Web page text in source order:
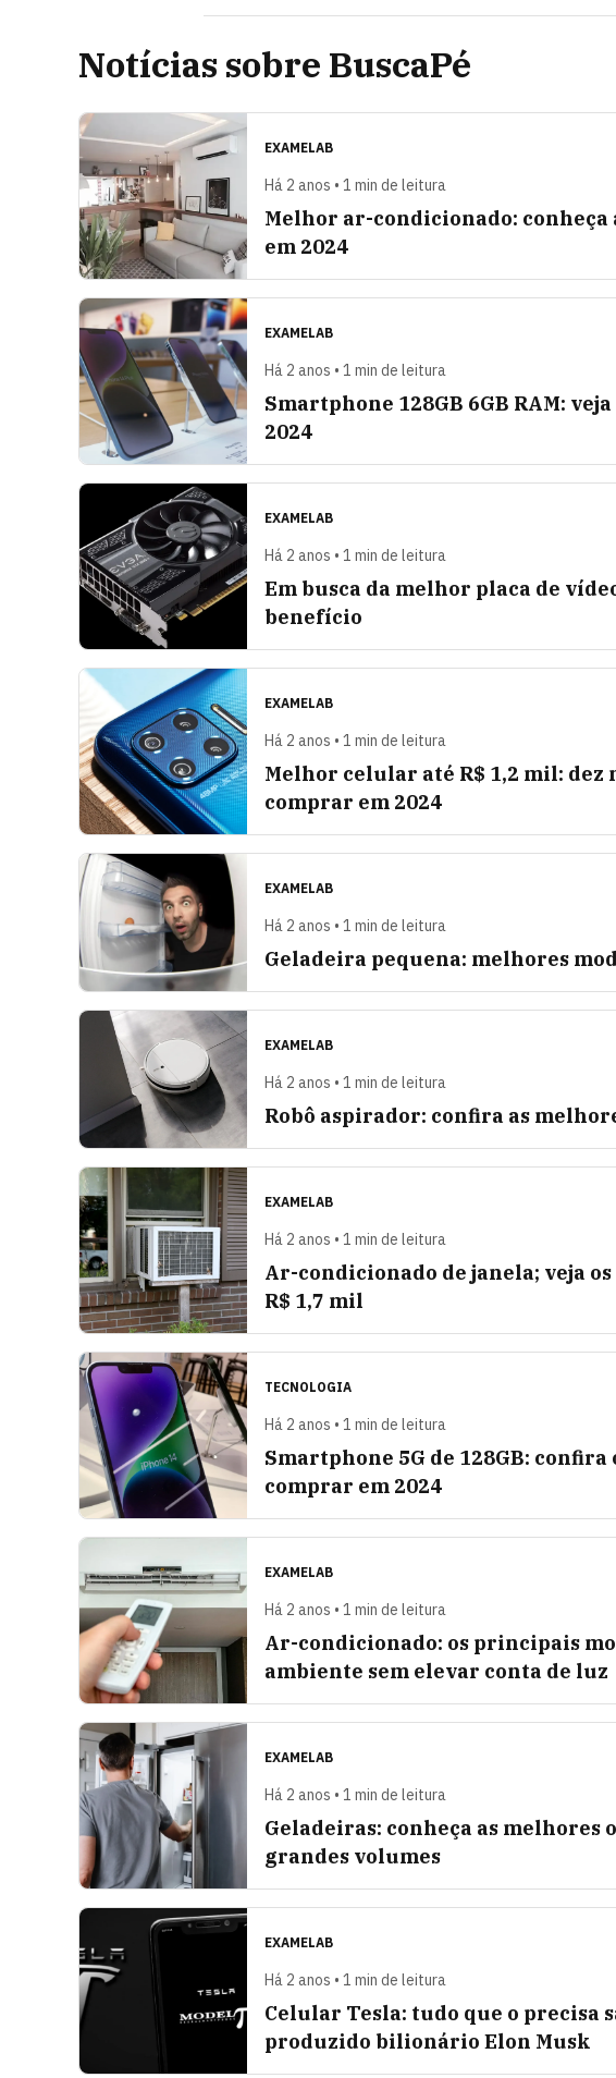
Notícias sobre BuscaPé
EXAMELAB
Há 2 anos • 1 min de leitura
Melhor ar-condicionado:
em 2024
EXAMELAB
Há 2 anos • 1 min de leitura
Smartphone 128GB 6GB RAM:
2024
EXAMELAB
Há 2 anos • 1 min de leitura
Em busca da melhor placa de
benefício
EXAMELAB
Há 2 anos • 1 min de leitura
Melhor celular até R$ 1,2 mil: dez
comprar em 2024
EXAMELAB
Há 2 anos • 1 min de leitura
Geladeira pequena: melhores
EXAMELAB
Há 2 anos • 1 min de leitura
Robô aspirador: confira as
EXAMELAB
Há 2 anos • 1 min de leitura
Ar-condicionado de janela; veja
R$ 1,7 mil
TECNOLOGIA
Há 2 anos • 1 min de leitura
Smartphone 5G de 128GB:
comprar em 2024
EXAMELAB
Há 2 anos • 1 min de leitura
Ar-condicionado: os principais
ambiente sem elevar conta de luz
EXAMELAB
Há 2 anos • 1 min de leitura
Geladeiras: conheça as melhores
grandes volumes
EXAMELAB
Há 2 anos • 1 min de leitura
Celular Tesla: tudo que o precisa
produzido bilionário Elon Musk